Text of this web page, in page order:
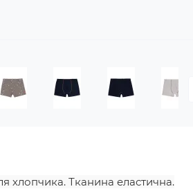
хлопчика. Тканина еластична.